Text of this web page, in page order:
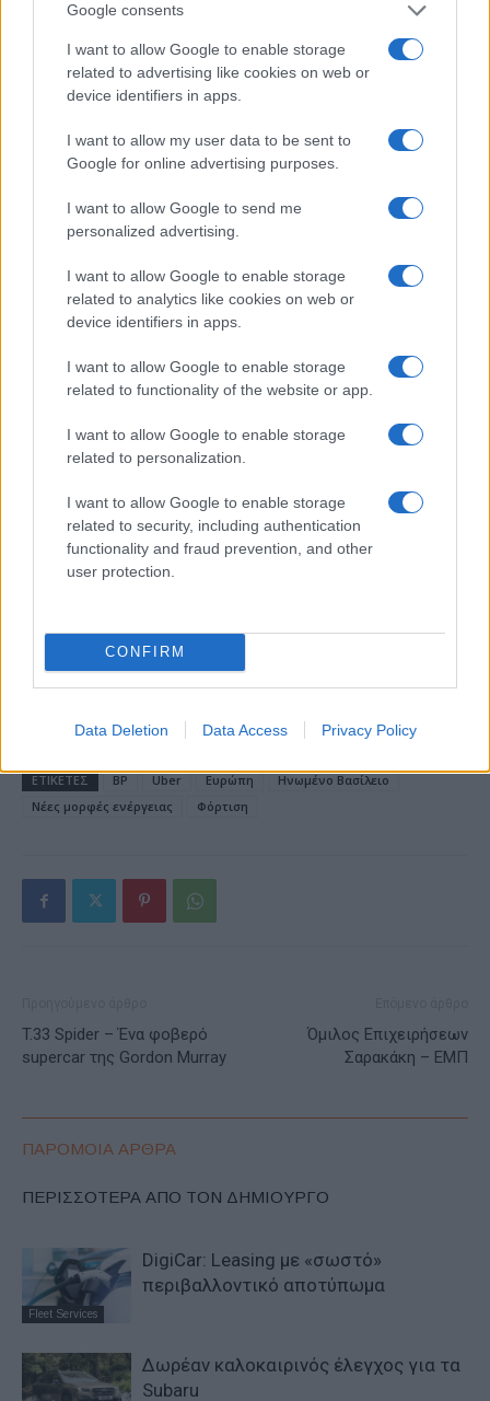
Google consents
I want to allow Google to enable storage
related to advertising like cookies on web or
device identifiers in apps.
I want to allow my user data to be sent to
Google for online advertising purposes.
I want to allow Google to send me
personalized advertising.
I want to allow Google to enable storage
related to analytics like cookies on web or
device identifiers in apps.
I want to allow Google to enable storage
related to functionality of the website or app.
I want to allow Google to enable storage
related to personalization.
I want to allow Google to enable storage
related to security, including authentication
functionality and fraud prevention, and other
user protection.
CONFIRM
Data Deletion Data Access Privacy Policy
Η Chery επενδύει 75 εκατ. δολάρια στην KG Mobility
Το FIAT 500 Hybrid τώρα
από 18.990 ευρώ
Ατρόμητος και Novibet
18η συνεχόμενη χρονιά για τον ΟΤΕ στη διεθνή σειρά
δεικτών FTSE4Good
Alpha Bank: Για πρώτη φορά το Αρχαίο Θέατρο Επιδαύρου
άνοιξε τις πύλες του σε όλους
ΕΤΙΚΕΤΕΣ BP Uber Ευρώπη
Ηνωμένο Βασίλειο
Νέες μορφές ενέργειας
Φόρτιση
T.33 Spider – Ένα φοβερό
supercar της Gordon Murray
Όμιλος Επιχειρήσεων
Σαρακάκη – ΕΜΠ
ΠΑΡΟΜΟΙΑ ΑΡΘΡΑ
ΠΕΡΙΣΣΟΤΕΡΑ ΑΠΟ ΤΟΝ ΔΗΜΙΟΥΡΓΟ
Fleet Services
DigiCar: Leasing με «σωστό»
περιβαλλοντικό αποτύπωμα
Δωρέαν καλοκαιρινός έλεγχος για τα
Subaru